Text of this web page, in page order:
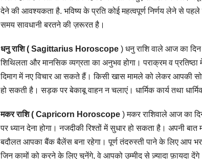
देने की आवश्यकता है. भविष्य के प्रति कोई महत्वपूर्ण निर्णय लेने से
समय सावधानी बरतने की ज़रूरत है।
धनु राशि ( Sagittarius Horoscope ) धनु राशि वाले आज का दिन
शिथिलता और मानसिक व्यग्रता का अनुभव होगा। पराक्रम व
दिमाग में नए विचार आ सकते हैं। किसी खास मामले को लेकर आपकी
हो सकती है। सड़क पर बेकाबू वाहन न चलाएं। धार्मिक कार्य तथा
मकर राशि ( Capricorn Horoscope ) मकर राशिवाले आज का
पर ध्यान देना होगा। नजदीकी रिश्तों में सुधार हो सकता है। अपनी
बदौलत आपका बैंक बैलेंस बना रहेगा। पूर्ण तंदरुस्ती पाने के लिए आप
जिन कामों को करने के लिए चुनेंगे, वे आपको उम्मीद से ज़्यादा फ़ायदा